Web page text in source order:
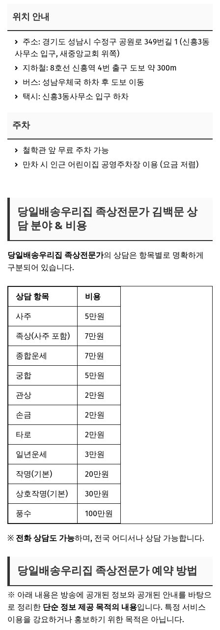
위치 안내
주소: 경기도 성남시 수정구 공원로 349번길 1 (신흥3동
사무소 입구, 새중앙교회 위쪽)
지하철: 8호선 신흥역 4번 출구 도보 약 300m
버스: 성남우체국 하차 후 도보 이동
택시: 신흥3동사무소 입구 하차
주차
철학관 앞 무료 주차 가능
만차 시 인근 어린이집 공영주차장 이용 (요금 저렴)
당일배송우리집 족상전문가 김백문 상
담 분야 & 비용
당일배송우리집 족상전문가의 상담은 항목별로 명확하게
구분되어 있습니다.
상담 항목 비용
사주 5만원
족상(사주 포함) 7만원
종합운세 7만원
궁합 5만원
관상 2만원
손금 2만원
타로 2만원
일년운세 3만원
작명(기본) 20만원
상호작명(기본) 30만원
풍수 100만원
※ 전화 상담도 가능하며, 전국 어디서나 상담 가능합니다.
당일배송우리집 족상전문가 예약 방법
※ 아래 내용은 방송에 공개된 정보와 공개된 안내를 바탕으
로 정리한 단순 정보 제공 목적의 내용입니다. 특정 서비스
이용을 강요하거나 홍보하기 위한 목적은 아닙니다.